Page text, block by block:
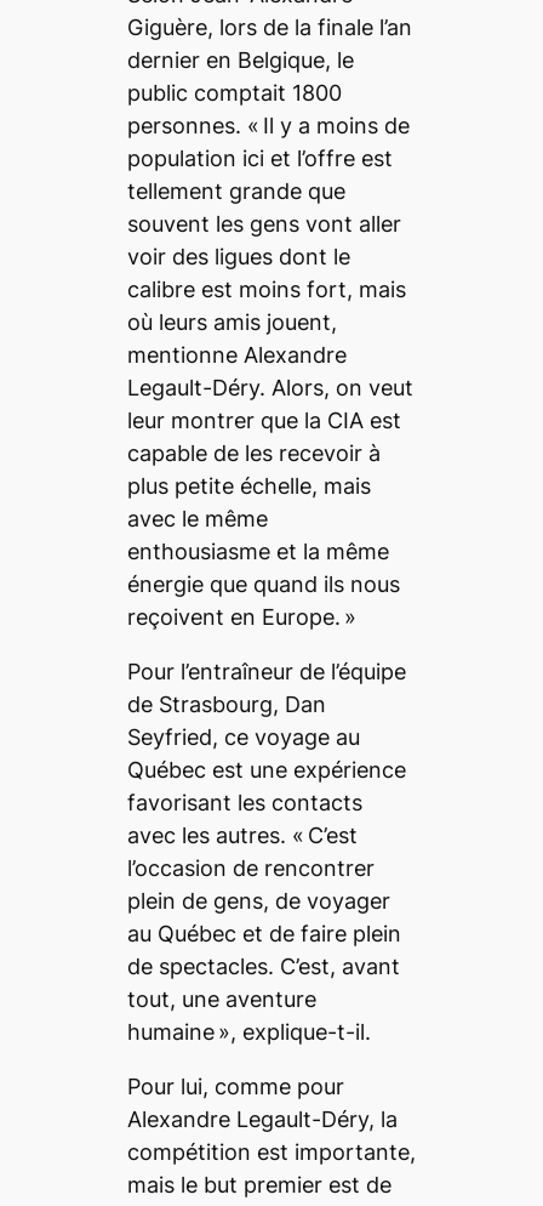
Giguère, lors de la finale l’an
dernier en Belgique, le
public comptait 1800
personnes. « Il y a moins de
population ici et l’offre est
tellement grande que
souvent les gens vont aller
voir des ligues dont le
calibre est moins fort, mais
où leurs amis jouent,
mentionne Alexandre
Legault-Déry. Alors, on veut
leur montrer que la CIA est
capable de les recevoir à
plus petite échelle, mais
avec le même
enthousiasme et la même
énergie que quand ils nous
reçoivent en Europe. »
Pour l’entraîneur de l’équipe
de Strasbourg, Dan
Seyfried, ce voyage au
Québec est une expérience
favorisant les contacts
avec les autres. « C’est
l’occasion de rencontrer
plein de gens, de voyager
au Québec et de faire plein
de spectacles. C’est, avant
tout, une aventure
humaine », explique-t-il.
Pour lui, comme pour
Alexandre Legault-Déry, la
compétition est importante,
mais le but premier est de